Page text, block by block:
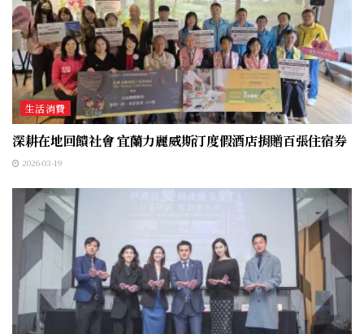
生活消費
深耕在地回饋社會 宜蘭力麗威斯汀度假酒店捐贈百張住宿券
2026-03-19